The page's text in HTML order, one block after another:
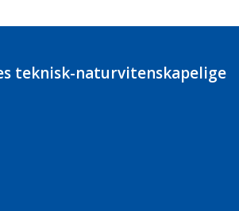
teknisk-naturvitenskapelige